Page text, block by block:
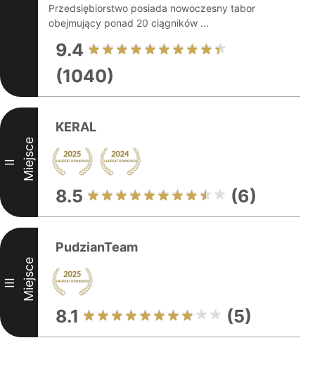
Przedsiębiorstwo posiada nowoczesny tabor
obejmujący ponad 20 ciągników ...
9.4
(1040)
II Miejsce
KERAL
8.5 (6)
III Miejsce
PudzianTeam
8.1 (5)